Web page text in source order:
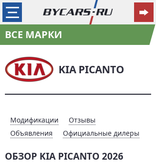
ВСЕ МАРКИ
KIA PICANTO
Модификации
Отзывы
Объявления
Официальные дилеры
ОБЗОР KIA PICANTO 2026